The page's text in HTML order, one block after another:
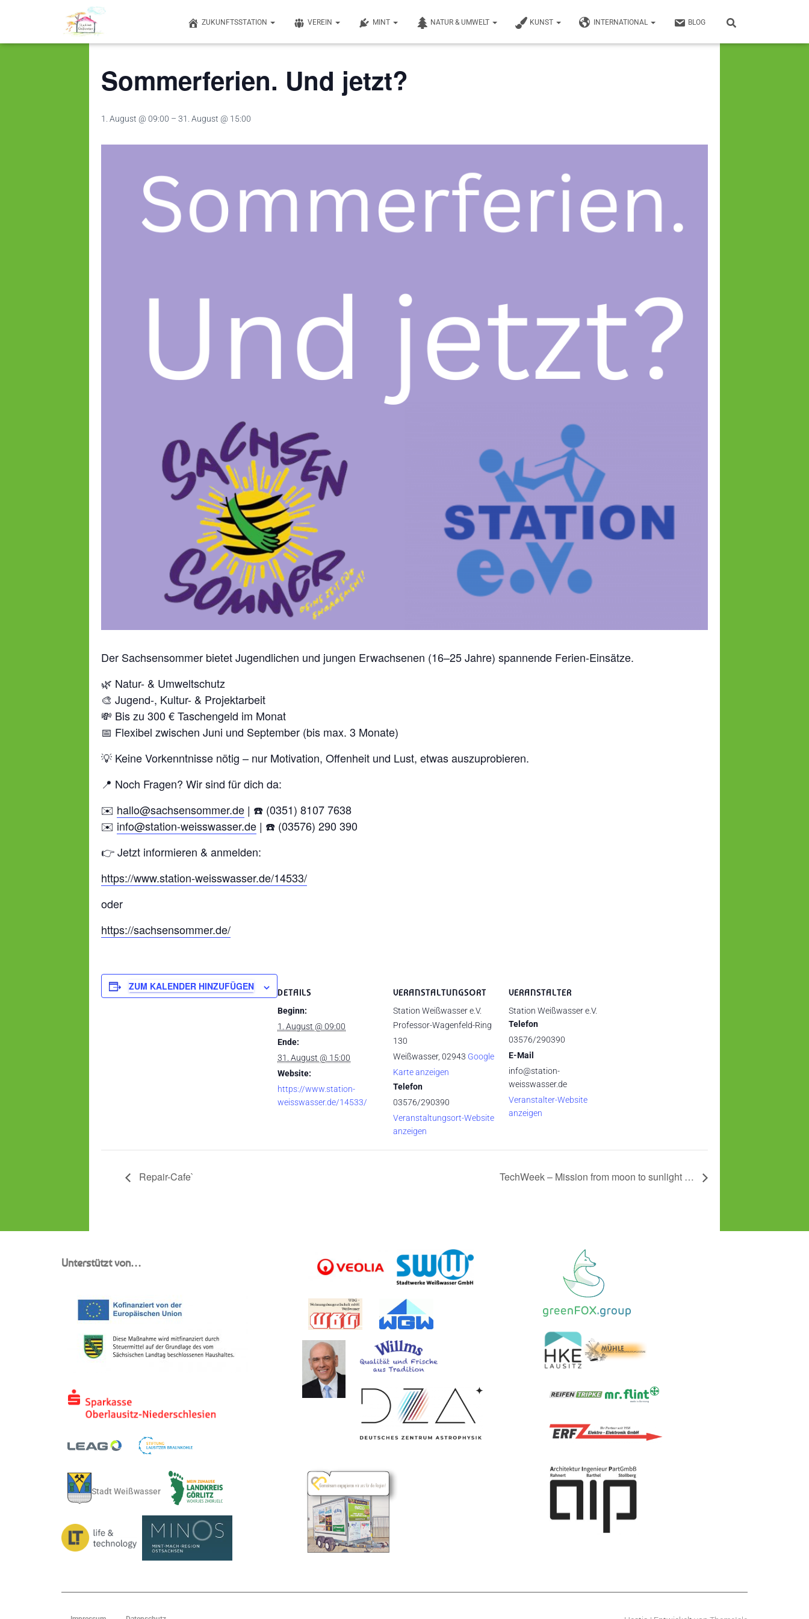
ZUKUNFTSSTATION VEREIN MINT NATUR & UMWELT KUNST INTERNATIONAL BLOG
« Alle Veranstaltungen
Sommerferien. Und jetzt?
1. August @ 09:00 – 31. August @ 15:00
Der Sachsensommer bietet Jugendlichen und jungen Erwachsenen (16–25 Jahre) spannende Ferien-Einsätze.
🌿 Natur- & Umweltschutz
🎨 Jugend-, Kultur- & Projektarbeit
💸 Bis zu 300 € Taschengeld im Monat
📅 Flexibel zwischen Juni und September (bis max. 3 Monate)
💡 Keine Vorkenntnisse nötig – nur Motivation, Offenheit und Lust, etwas auszuprobieren.
📍 Noch Fragen? Wir sind für dich da:
✉️ hallo@sachsensommer.de | ☎️ (0351) 8107 7638
✉️ info@station-weisswasser.de | ☎️ (03576) 290 390
👉 Jetzt informieren & anmelden:
https://www.station-weisswasser.de/14533/
oder
https://sachsensommer.de/
ZUM KALENDER HINZUFÜGEN
DETAILS
Beginn:
1. August @ 09:00
Ende:
31. August @ 15:00
Website:
https://www.station-
weisswasser.de/14533/
VERANSTALTUNGSORT
Station Weißwasser e.V.
Professor-Wagenfeld-Ring
130
Weißwasser, 02943 Google
Karte anzeigen
Telefon
03576/290390
Veranstaltungsort-Website
anzeigen
VERANSTALTER
Station Weißwasser e.V.
Telefon
03576/290390
E-Mail
info@station-
weisswasser.de
Veranstalter-Website
anzeigen
Repair-Cafe` TechWeek – Mission from moon to sunlight …
Unterstützt von…
Stadt Weißwasser